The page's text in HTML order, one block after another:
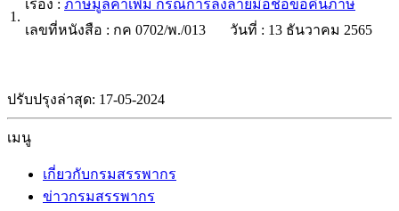
1.
เรื่อง : ภาษีมูลค่าเพิ่ม กรณีการลงลายมือชื่อขอคืนภาษี
เลขที่หนังสือ : กค 0702/พ./013
วันที่ : 13 ธันวาคม 2565
ปรับปรุงล่าสุด: 17-05-2024
เมนู
เกี่ยวกับกรมสรรพากร
ข่าวกรมสรรพากร